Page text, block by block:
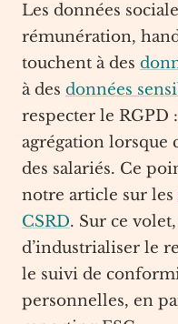
Les données
rémunération,
touchent à des
à des données
respecter le
agrégation lorsque
des salariés. Ce
notre article sur les
CSRD. Sur ce
d’industrialiser le
le suivi de
personnelles, en